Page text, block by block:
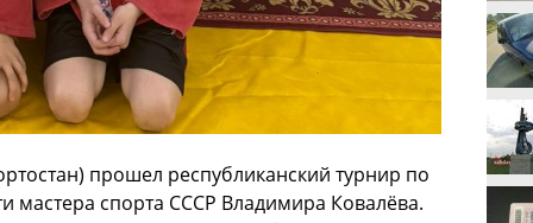
прошел республиканский турнир по
спорта СССР Владимира Ковалёва.